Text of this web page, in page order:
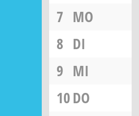
7 MO
8 DI
9 MI
10DO